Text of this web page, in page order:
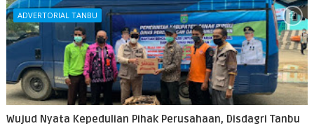
ADVERTORIAL TANBU
Wujud Nyata Kepedulian Pihak Perusahaan, Disdagri Tanbu